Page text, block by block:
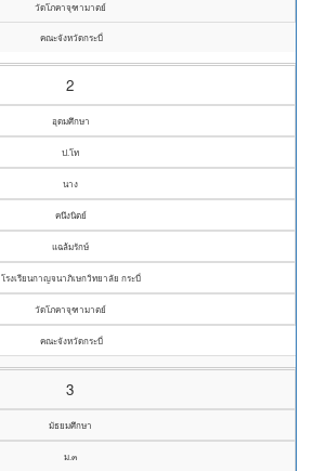
วัดโภคาจุฑามาตย์
คณะจังหวัดกระบี่
2
อุดมศึกษา
ป.โท
นาง
คนึงนิตย์
แฉล้มรักษ์
โรงเรียนกาญจนาภิเษกวิทยาลัย กระบี่
วัดโภคาจุฑามาตย์
คณะจังหวัดกระบี่
3
มัธยมศึกษา
ม.๓